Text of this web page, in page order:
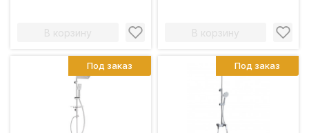
В корзину В корзину
Под заказ Под заказ